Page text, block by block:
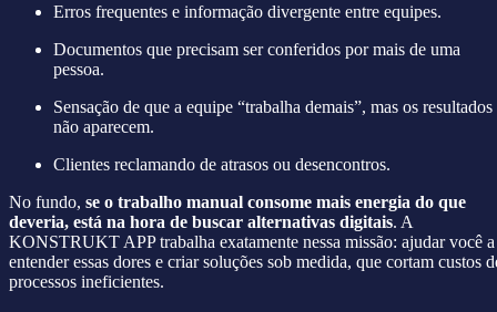
Erros frequentes e informação divergente entre equipes.
Documentos que precisam ser conferidos por mais de uma
pessoa.
Sensação de que a equipe “trabalha demais”, mas os resultados
não aparecem.
Clientes reclamando de atrasos ou desencontros.
No fundo, se o trabalho manual consome mais energia do que
deveria, está na hora de buscar alternativas digitais. A
KONSTRUKT APP trabalha exatamente nessa missão: ajudar você a
entender essas dores e criar soluções sob medida, que cortam custos
processos ineficientes.